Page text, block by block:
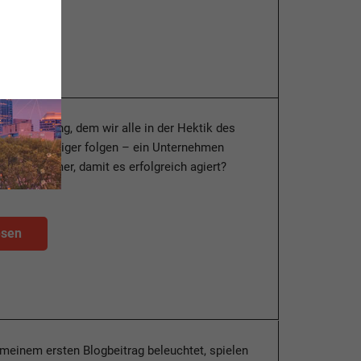
Dreiklang, dem wir alle in der Hektik des
mal weniger folgen – ein Unternehmen
immer, damit es erfolgreich agiert?
ersten Blogbeitrag beleuchtet, spielen